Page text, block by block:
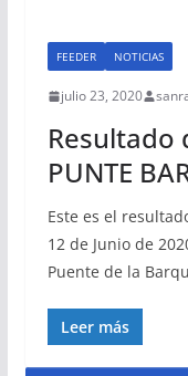
FEEDER NOTICIAS
julio 23, 2020
Resultado
PUNTE
Este es el
12 de Junio de
Puente de la
Leer más